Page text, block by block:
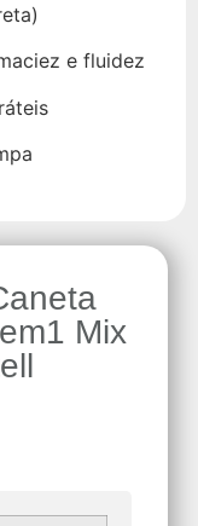
e fluidez
Mix